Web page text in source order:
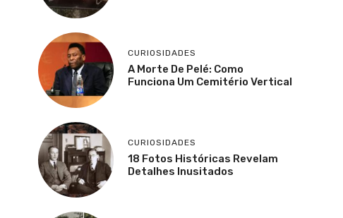
CURIOSIDADES
A Morte De Pelé: Como
Funciona Um Cemitério Vertical
CURIOSIDADES
18 Fotos Históricas Revelam
Detalhes Inusitados